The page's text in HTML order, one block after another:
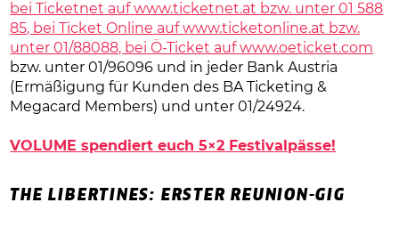
bei Ticketnet aufwww.ticketnet.at bzw. unter 01 588
85, bei Ticket Online aufwww.ticketonline.at bzw.
unter 01/88088, bei Ö-Ticket aufwww.oeticket.com
bzw. unter 01/96096 und in jeder Bank Austria
(Ermäßigung für Kunden des BA Ticketing &
Megacard Members) und unter 01/24924.
VOLUME spendiert euch 5×2 Festivalpässe!
THE LIBERTINES: ERSTER REUNION-GIG